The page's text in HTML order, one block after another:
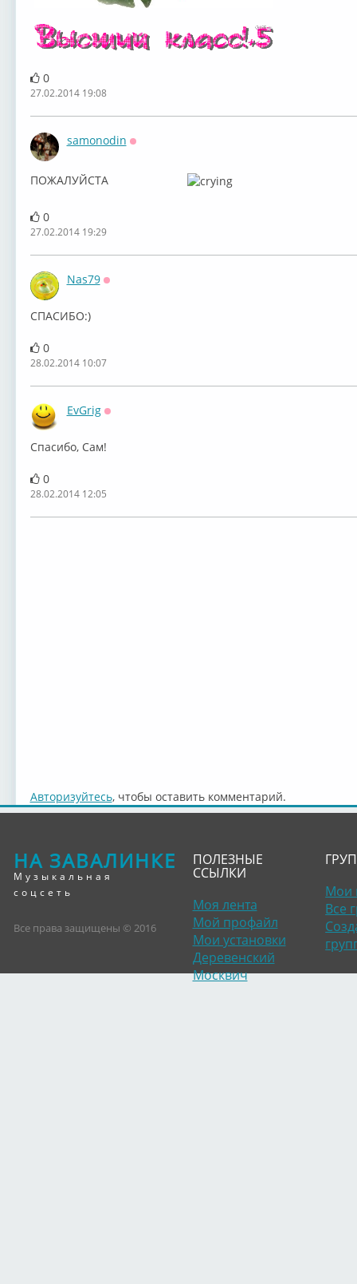
0
27.02.2014 19:08
samonodin
ПОЖАЛУЙСТА
0
27.02.2014 19:29
Nas79
СПАСИБО:)
0
28.02.2014 10:07
EvGrig
Спасибо, Сам!
0
28.02.2014 12:05
Авторизуйтесь, чтобы оставить комментарий.
НА ЗАВАЛИНКЕ
Музыкальная
соцсеть
Все права защищены © 2016
ПОЛЕЗНЫЕ
ССЫЛКИ
Моя лента
Мой профайл
Мои установки
Деревенский
Москвич
Мои
Все